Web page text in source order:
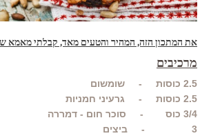
את המתכון הזה, המהיר והטעים מאד, קבלתי מאמא
מרכיבים
2.5 כוסות - שומשום
2.5 כוסות - גרעיני חמניות
3/4 כוס - סוכר חום - דמררה
3 - ביצים